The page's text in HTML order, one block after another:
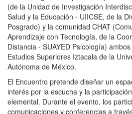
(de la Unidad de Investigación
Salud y la Educación - UIICSE, de la
Posgrado) y la comunidad CHAT
Aprendizaje con Tecnología, de la
Distancia - SUAYED Psicología)
Estudios Superiores Iztacala de la
Autónoma de México.
El Encuentro pretende diseñar un
interés por la escucha y la
elemental. Durante el evento, los
comunicaciones y conferencias a